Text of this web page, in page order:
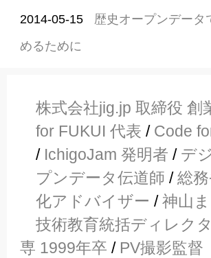
2014-05-15
歴史オープンデータ
めるために
株式会社jig.jp 取締役 創
for FUKUI 代表 / Code
/ IchigoJam 発明者 / デ
プンデータ伝道師 /総
化アドバイザー /神山
技術教育統括ディレク
専 1999年卒 / PV撮影監督